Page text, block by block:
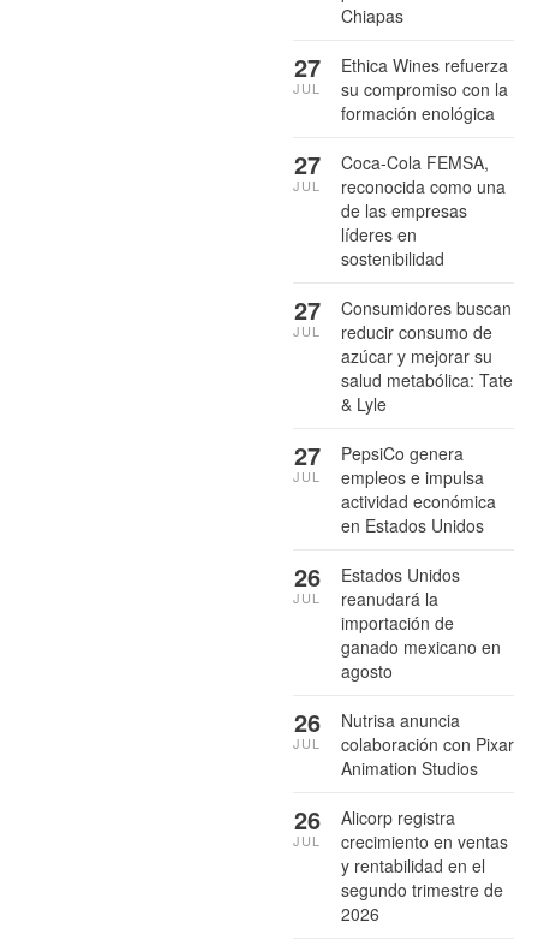
Chiapas
Ethica Wines refuerza
su compromiso con la
formación enológica
27
JUL
Coca-Cola FEMSA,
reconocida como una
de las empresas
líderes en
sostenibilidad
27
JUL
Consumidores buscan
reducir consumo de
azúcar y mejorar su
salud metabólica: Tate
& Lyle
27
JUL
PepsiCo genera
empleos e impulsa
actividad económica
en Estados Unidos
27
JUL
Estados Unidos
reanudará la
importación de
ganado mexicano en
agosto
26
JUL
Nutrisa anuncia
colaboración con Pixar
Animation Studios
26
JUL
Alicorp registra
crecimiento en ventas
y rentabilidad en el
segundo trimestre de
2026
26
JUL